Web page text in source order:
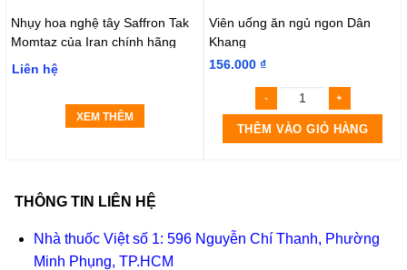
Nhụy hoa nghệ tây Saffron Tak
Momtaz của Iran chính hãng
Liên hệ
XEM THÊM
Viên uống ăn ngủ ngon Dân
Khang
156.000 ₫
THÊM VÀO GIỎ HÀNG
THÔNG TIN LIÊN HỆ
Nhà thuốc Việt số 1: 596 Nguyễn Chí Thanh, Phường
Minh Phụng, TP.HCM